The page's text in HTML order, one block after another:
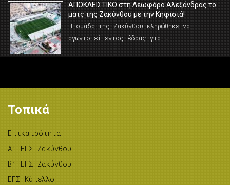
AΠΟΚΛΕΙΣΤΙΚΟ στη Λεωφόρο Αλεξάνδρας το
ματς της Ζακύνθου με την Κηφισιά!
Η ομάδα της Ζακύνθου κληρώθηκε να
αγωνιστεί εντός έδρας για …
Τοπικά
Επικαιρότητα
A’ ΕΠΣ Ζακύνθου
B’ ΕΠΣ Ζακύνθου
ΕΠΣ Κύπελλο